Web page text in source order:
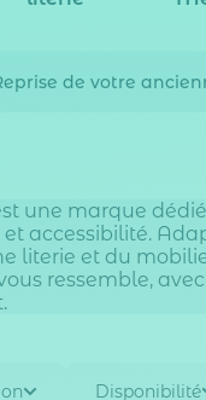
de votre
une marque
accessibilité.
literie et du
ressemble,
Disponibilité